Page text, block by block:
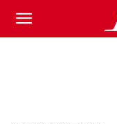
Fuel